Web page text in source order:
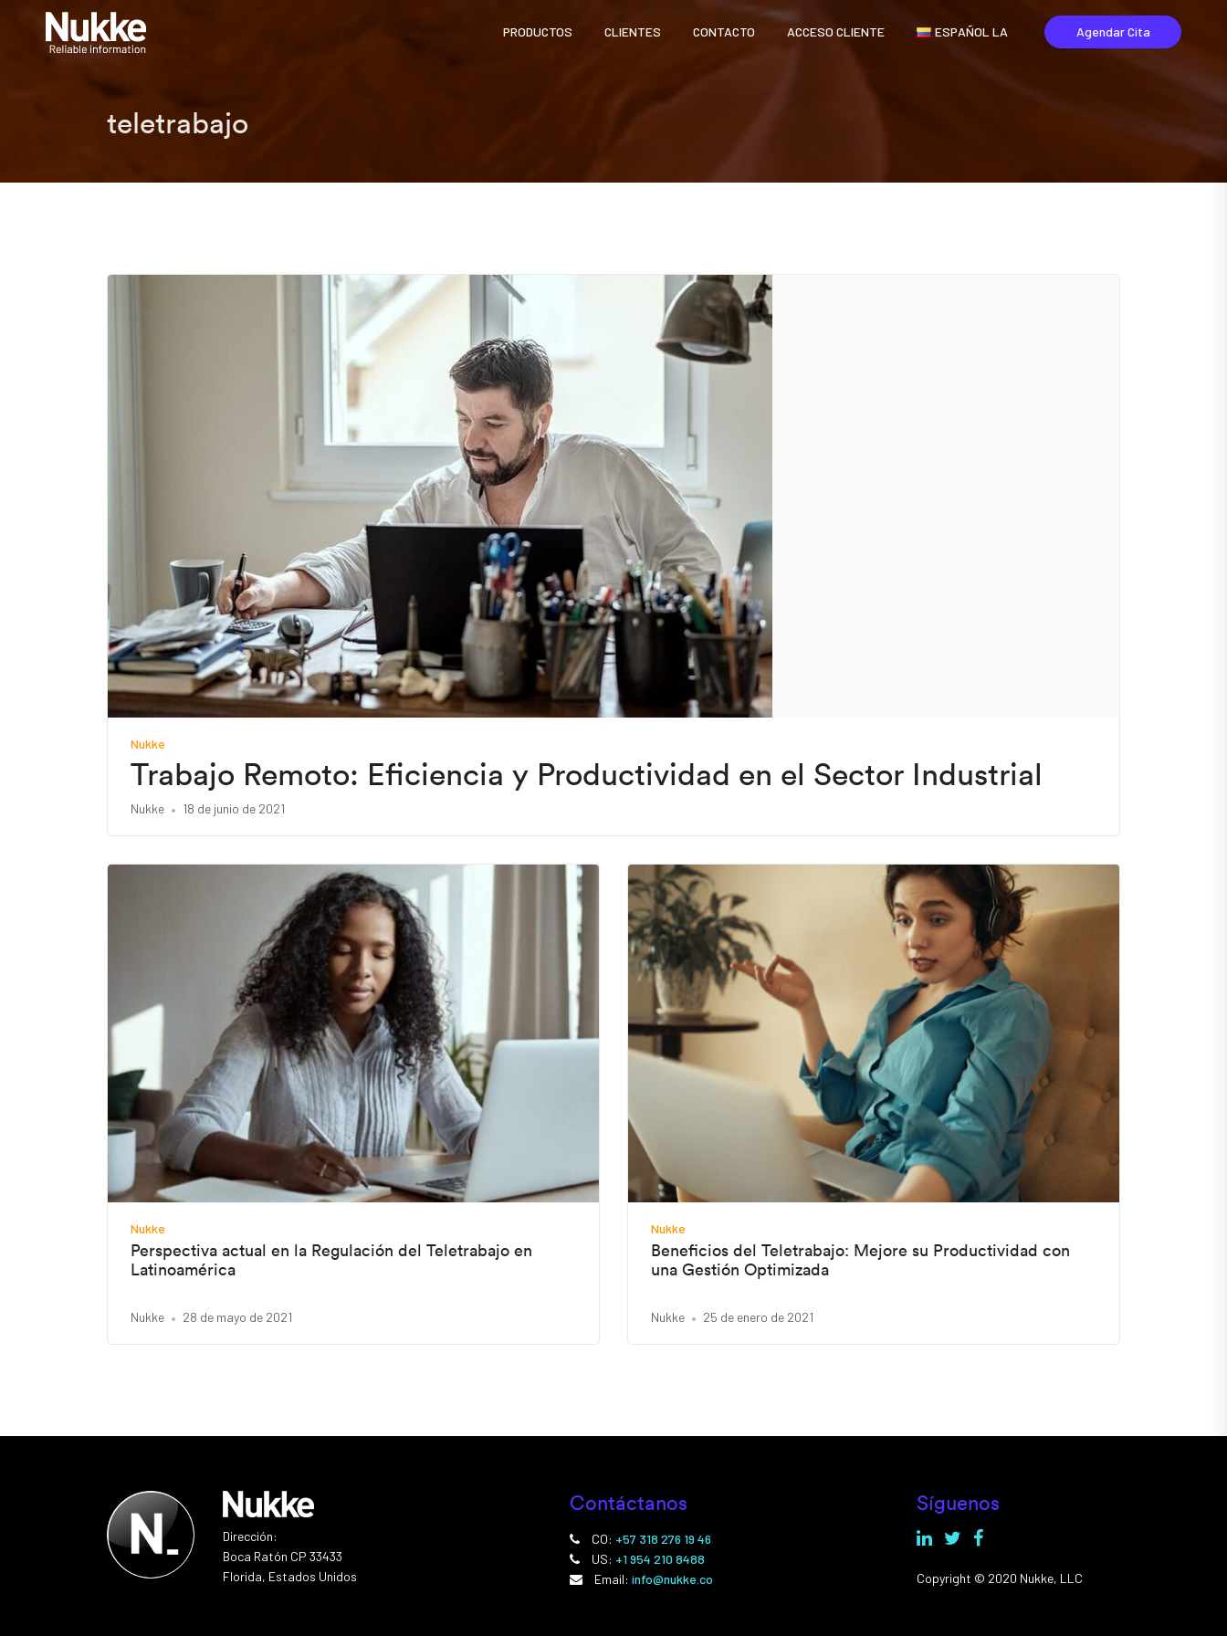
PRODUCTOS CLIENTES CONTACTO ACCESO CLIENTE ESPAÑOL LA Agendar Cita
teletrabajo
Nukke
Trabajo Remoto: Eficiencia y Productividad en el Sector Industrial
Nukke 18 de junio de 2021
Nukke
Perspectiva actual en la Regulación del Teletrabajo en
Latinoamérica
Nukke 28 de mayo de 2021
Nukke
Beneficios del Teletrabajo: Mejore su Productividad con
una Gestión Optimizada
Nukke 25 de enero de 2021
Dirección:
Boca Ratón CP 33433
Florida, Estados Unidos
Contáctanos
CO: +57 318 276 19 46
US: +1 954 210 8488
Email: info@nukke.co
Síguenos
Copyright © 2020 Nukke, LLC